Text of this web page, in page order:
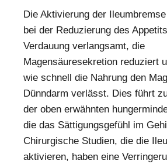
Die Aktivierung der
bei der Reduzierung des
Verdauung verlangsamt, die
Magensäuresekretion reduziert
wie schnell die Nahrung den
Dünndarm verlässt. Dies führt
der oben erwähnten
die das Sättigungsgefühl im
Chirurgische Studien, die die
aktivieren, haben eine